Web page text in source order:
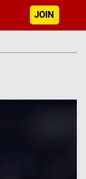
JOIN